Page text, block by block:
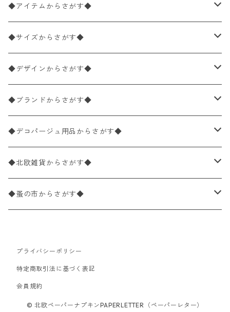
◆アイテムからさがす◆
ペーパーナプキン2枚バラ売り
ペーパーナプキン1枚バラ売り
ペーパーナプキン20枚入りパック
ペーパーナプキン10枚入りパック
ライスペーパー
ペーパーリネンナプキン
ワックスペーパー
デコパージュ用品
◆サイズからさがす◆
33×33cm（ランチサイズ）
バラ売り
パック売り
25×25cm（カクテルサイズ）
バラ売り
パック売り
40×40cm（ディナーサイズ）
バラ売り
パック売り
21×21cm（ポケットサイズ）
バラ売り
33cm（ラウンド）
◆デザインからさがす◆
花柄
植物・グリーン柄
動物・鳥・昆虫・蝶柄
海・魚柄
食べ物・フルーツ・野菜・ドリンク柄
食器・カトラリー柄
◆ブランドからさがす◆
ドイツ製 IHR/イア
ランチサイズ
カクテルサイズ
ドイツ製 Ambiente/アンビエンテ
ランチサイズ
ドイツ製 Paperproducts Design
カクテルサイズ
ランチサイズ
カクテルサイズ
ドイツ製 ti-flair/ティーフレア
ランチサイズ
ドイツ製 PAW/パウ
◆デコパージュ用品からさがす◆
デコパージュ液
デコパージュ下地
デコパージュはさみ
3Dデコパージュ
◆北欧雑貨からさがす◆
シリコンモールド
トレイ
ポスター・カレンダー
◆蚤の市からさがす◆
北欧雑貨
デコパージュ用品
プライバシーポリシー
特定商取引法に基づく表記
会員規約
© 北欧ペーパーナプキンPAPERLETTER（ペーパーレター）